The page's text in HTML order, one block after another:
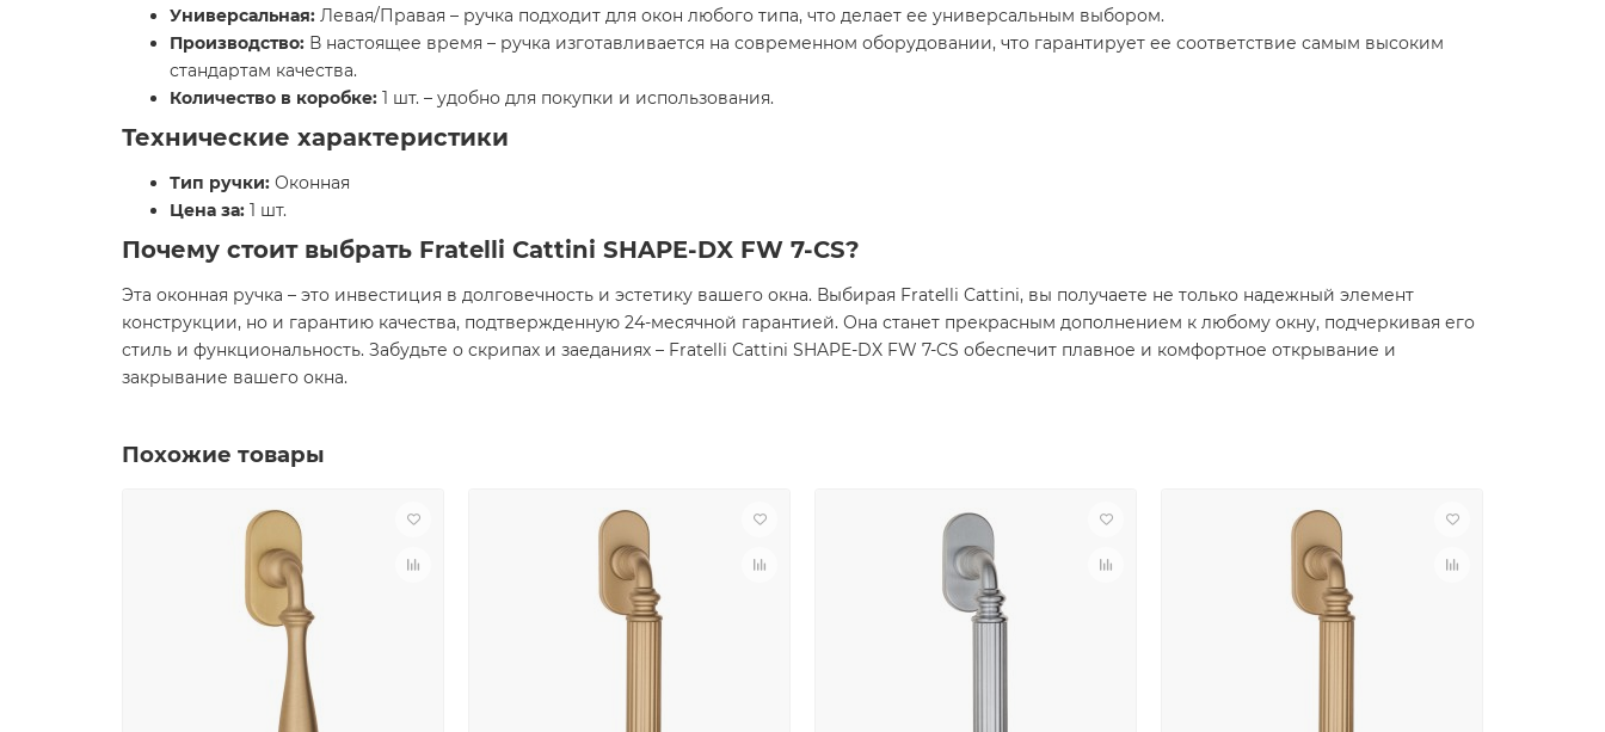
Универсальная: Левая/Правая – ручка подходит для окон любого типа, что делает ее универсальным выбором.
Производство: В настоящее время – ручка изготавливается на современном оборудовании, что гарантирует ее соответствие самым высоким
стандартам качества.
Количество в коробке: 1 шт. – удобно для покупки и использования.
Технические характеристики
Тип ручки: Оконная
Цена за: 1 шт.
Почему стоит выбрать Fratelli Cattini SHAPE-DX FW 7-CS?
Эта оконная ручка – это инвестиция в долговечность и эстетику вашего окна. Выбирая Fratelli Cattini, вы получаете не только надежный элемент
конструкции, но и гарантию качества, подтвержденную 24-месячной гарантией. Она станет прекрасным дополнением к любому окну, подчеркивая его
стиль и функциональность. Забудьте о скрипах и заеданиях – Fratelli Cattini SHAPE-DX FW 7-CS обеспечит плавное и комфортное открывание и
закрывание вашего окна.
Похожие товары